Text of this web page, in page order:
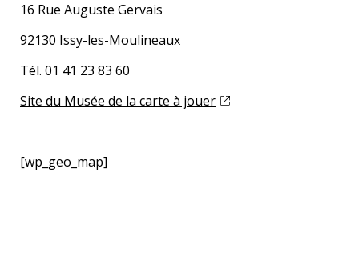
16 Rue Auguste Gervais
92130 Issy-les-Moulineaux
Tél. 01 41 23 83 60
Site du Musée de la carte à jouer
[wp_geo_map]